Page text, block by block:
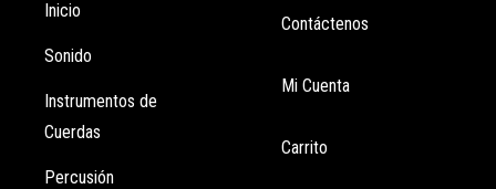
Inicio
Sonido
Instrumentos de
Cuerdas
Percusión
Contáctenos
Mi Cuenta
Carrito